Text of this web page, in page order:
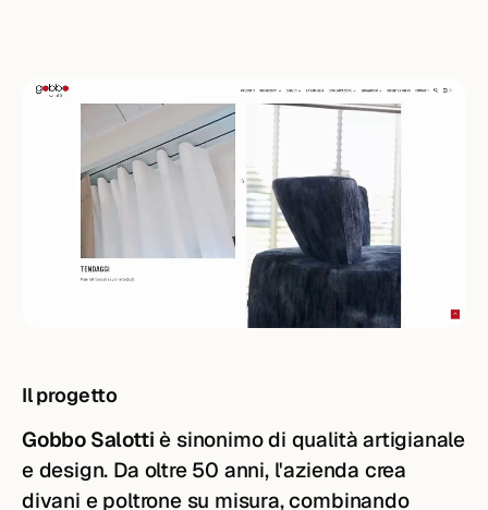
Il progetto
Gobbo Salotti è sinonimo di qualità artigianale
e design. Da oltre 50 anni, l'azienda crea
divani e poltrone su misura, combinando